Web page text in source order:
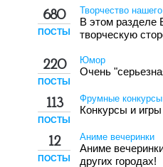
680
ПОСТЫ
Творчество
В этом разделе
творческую
220
ПОСТЫ
Юмор
Очень
113
ПОСТЫ
Фрумные
Конкурсы и
12
ПОСТЫ
Аниме вечеринки
Аниме
других городах!